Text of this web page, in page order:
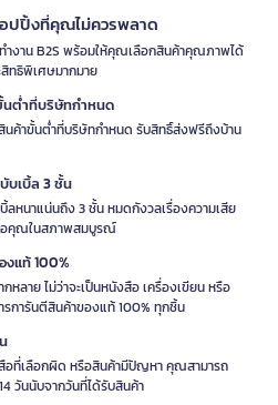
อปปิ้งที่คุณไม่ควรพลาด
ำงาน B2S พร้อมให้คุณเลือกสินค้าคุณภาพได้
ทธิพิเศษมากมาย
นต่ำที่บริษัทกำหนด
ค้าขั้นต่ำที่บริษัทกำหนด รับสิทธิ์ส่งฟรีถึงบ้าน
บเบิ้ล 3 ชั้น
หนาแน่นถึง 3 ชั้น หมดกังวลเรื่องความเสีย
อคุณในสภาพสมบูรณ์
แท้ 100%
ลาย ไม่ว่าจะเป็นหนังสือ เครื่องเขียน หรือ
การันตีสินค้าของแท้ 100% ทุกชิ้น
สือที่เลือกผิด หรือสินค้ามีปัญหา คุณสามารถ
วันนับจากวันที่ได้รับสินค้า